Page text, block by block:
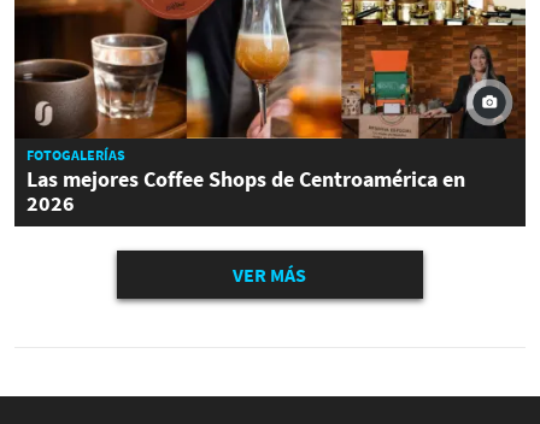
FOTOGALERÍAS
Las mejores Coffee Shops de Centroamérica en
2026
VER MÁS